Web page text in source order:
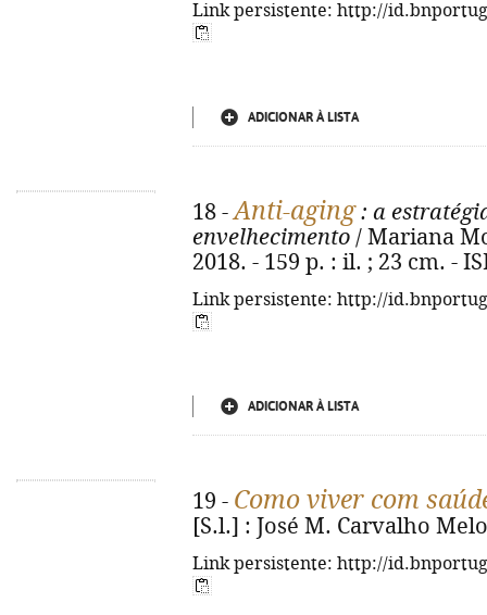
Link persistente: http://
ADICIONAR À LISTA
18 -Anti-aging: a
envelhecimento / Mariana
2018. - 159 p. : il. ; 23 cm. -
Link persistente: http://
ADICIONAR À LISTA
19 - Como viver com
[S.l.] : José M. Carvalho
Link persistente: http://